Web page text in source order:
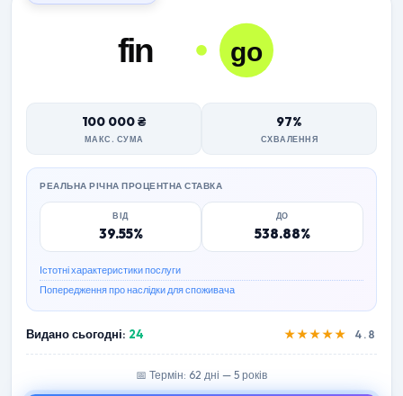
100 000 ₴
МАКС. СУМА
97%
СХВАЛЕННЯ
РЕАЛЬНА РІЧНА ПРОЦЕНТНА СТАВКА
ВІД
39.55%
ДО
538.88%
Істотні характеристики послуги
Попередження про наслідки для споживача
Видано сьогодні: 24 ★★★★★ 4.8
📅 Термін: 62 дні — 5 років